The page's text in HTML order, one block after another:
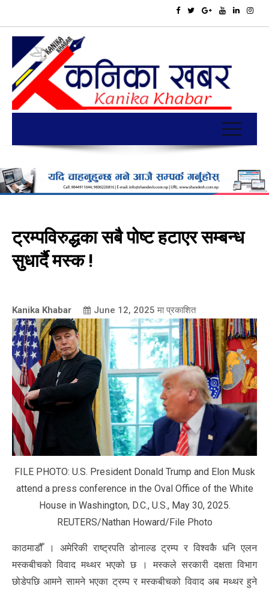
ट्रम्पविरुद्धका सबै पोष्ट हटाएर सम्बन्ध
सुधार्दै मस्क !
Kanika Khabar June 12, 2025 मा प्रकाशित
FILE PHOTO: U.S. President Donald Trump and Elon Musk
attend a press conference in the Oval Office of the White
House in Washington, D.C., U.S., May 30, 2025.
REUTERS/Nathan Howard/File Photo
काठमाडौँ । अमेरिकी राष्ट्रपति डोनाल्ड ट्रम्प र विश्वकै धनि एलन
मस्कबीचको विवाद मथ्थर भएको छ । मस्कले सरकारी दक्षता विभाग
छोडेपछि आमने सामने भएका ट्रम्प र मस्कबीचको विवाद अब मथ्थर हुने